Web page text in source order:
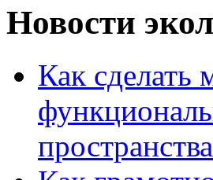
Новости
Как
пространства